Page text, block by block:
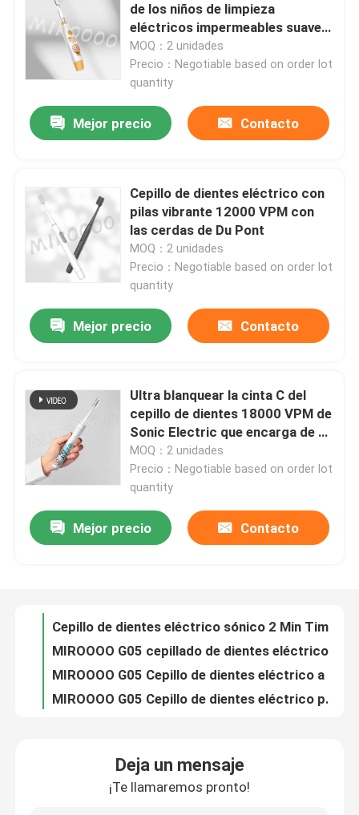
Productos
Los vídeos
Contacta con nosotros
Solicitar una cita
Cepillo de dientes eléctrico del cuidado oral
de los niños de limpieza
eléctricos impermeables suaves
del cepillo de dientes IPX7
MOQ：2 unidades
Precio：Negotiable based on order lot
quantity
Mejor precio Contacto
Cepillo de dientes eléctrico con
pilas vibrante 12000 VPM con
las cerdas de Du Pont
MOQ：2 unidades
Precio：Negotiable based on order lot
quantity
Mejor precio Contacto
Ultra blanquear la cinta C del
cepillo de dientes 18000 VPM de
Sonic Electric que encarga de 3
modos
MOQ：2 unidades
Precio：Negotiable based on order lot
quantity
Mejor precio Contacto
Cepillo de dientes eléctrico personalizable con carga inalámbrica y esterilización UV profunda
MIROOOO G05 Cepillo de dientes eléctrico a prueba de agua Ultrasonido sónico recargable con alarma de temporizador
MIROOOO G05 Cepillo de dientes eléctrico para el cuidado oral con alarma de temporizador y carga inalámbrica
Cepillo dental eléctrico sónico con 3 modos de trabajo e IPX7 impermeable para limpieza profunda
Deja un mensaje
¡Te llamaremos pronto!